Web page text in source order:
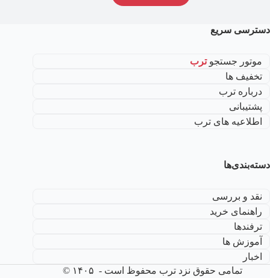
دسترسی سریع
موتور جستجوترب
تخفیف ها
درباره ترب
پشتیبانی
اطلاعیه های ترب
دسته‌بندی‌ها
نقد و بررسی
راهنمای خرید
ترفندها
آموزش ها
اخبار
تمامی حقوق نزد ترب محفوظ است - ۱۴۰۵ ©